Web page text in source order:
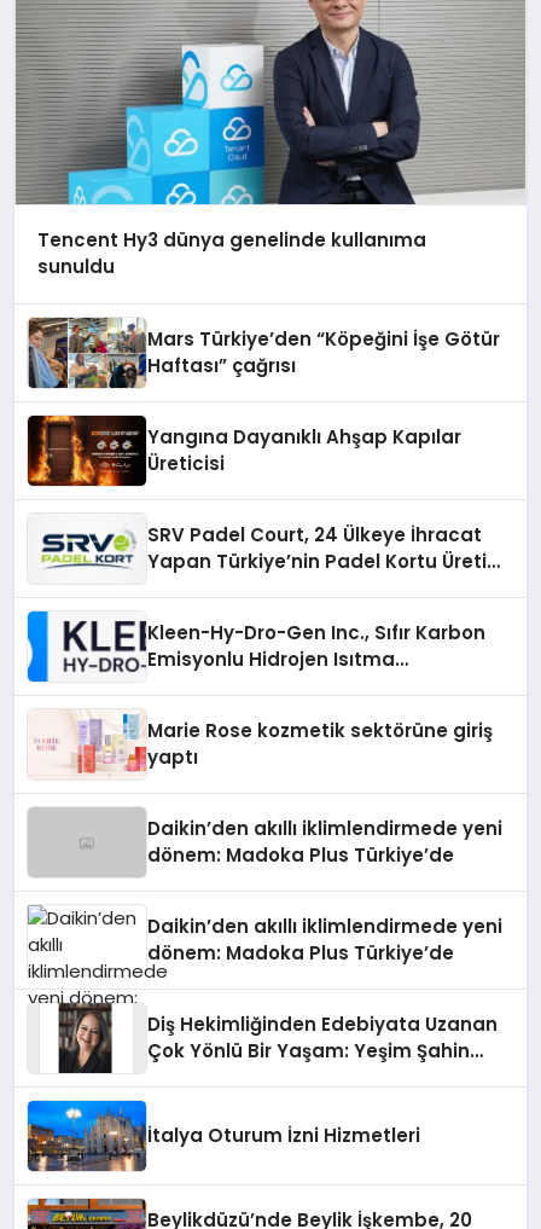
Tencent Hy3 dünya genelinde kullanıma
sunuldu
Mars Türkiye’den “Köpeğini İşe Götür
Haftası” çağrısı
Yangına Dayanıklı Ahşap Kapılar
Üreticisi
SRV Padel Court, 24 Ülkeye İhracat
Yapan Türkiye’nin Padel Kortu Üretim
Kleen-Hy-Dro-Gen Inc., Sıfır Karbon
Emisyonlu Hidrojen Isıtma
Marie Rose kozmetik sektörüne giriş
yaptı
Daikin’den akıllı iklimlendirmede yeni
dönem: Madoka Plus Türkiye’de
Daikin’den akıllı iklimlendirmede yeni
dönem: Madoka Plus Türkiye’de
Diş Hekimliğinden Edebiyata Uzanan
Çok Yönlü Bir Yaşam: Yeşim Şahin
İtalya Oturum İzni Hizmetleri
Beylikdüzü’nde Beylik İşkembe, 20